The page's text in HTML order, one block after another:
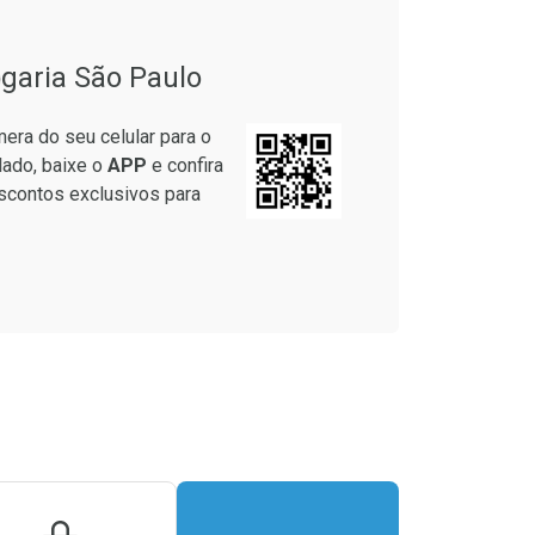
São Paulo
do seu celular para o
baixe o APP e confira
exclusivos para